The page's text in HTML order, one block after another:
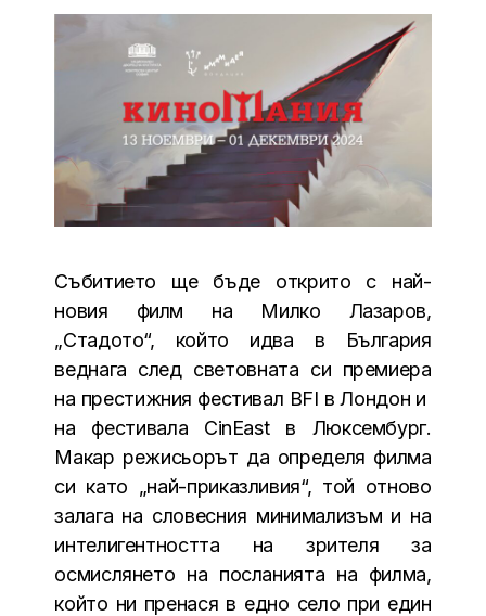
Събитието ще бъде открито с най-
новия филм на Милко Лазаров,
„Стадото“, който идва в България
веднага след световната си премиера
на престижния фестивал BFI в Лондон и
на фестивала CinEast в Люксембург.
Макар режисьорът да определя филма
си като „най-приказливия“, той отново
залага на словесния минимализъм и на
интелигентността на зрителя за
осмислянето на посланията на филма,
който ни пренася в едно село при един